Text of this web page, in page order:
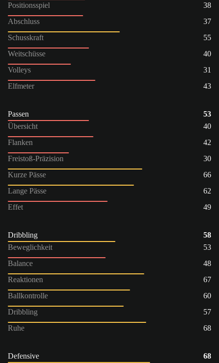
Positionsspiel
38
Abschluss
37
Schusskraft
55
Weitschüsse
40
Volleys
31
Elfmeter
43
Passen
53
Übersicht
40
Flanken
42
Freistoß-Präzision
30
Kurze Pässe
66
Lange Pässe
62
Effet
49
Dribbling
58
Beweglichkeit
53
Balance
48
Reaktionen
67
Ballkontrolle
60
Dribbling
57
Ruhe
68
Defensive
68